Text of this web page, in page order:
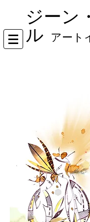
ジーン
ル
アート